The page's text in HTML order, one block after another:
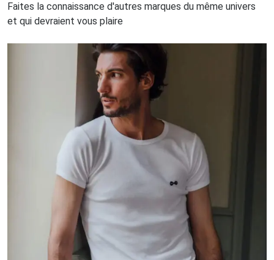
Faites la connaissance d'autres marques du même univers
et qui devraient vous plaire